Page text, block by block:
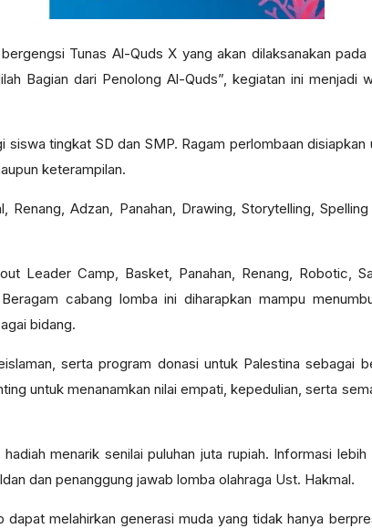
Tunas Al-Quds X yang akan dilaksanakan pada
Bagian dari Penolong Al-Quds”, kegiatan ini menjadi
tingkat SD dan SMP. Ragam perlombaan disiapkan
keterampilan.
Adzan, Panahan, Drawing, Storytelling,
Leader Camp, Basket, Panahan, Renang, Robotic,
cabang lomba ini diharapkan mampu
bidang.
serta program donasi untuk Palestina sebagai
untuk menanamkan nilai empati, kepedulian, serta
menarik senilai puluhan juta rupiah. Informasi lebih
dan penanggung jawab lomba olahraga Ust. Hakmal.
melahirkan generasi muda yang tidak hanya